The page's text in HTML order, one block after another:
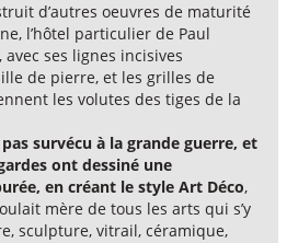
d’autres oeuvres de maturité
l’hôtel particulier de Paul
ses lignes incisives
de pierre, et les grilles de
les volutes des tiges de la
survécu à la grande guerre, et
ont dessiné une
en créant le style Art Déco,
mère de tous les arts qui s’y
sculpture, vitrail, céramique,